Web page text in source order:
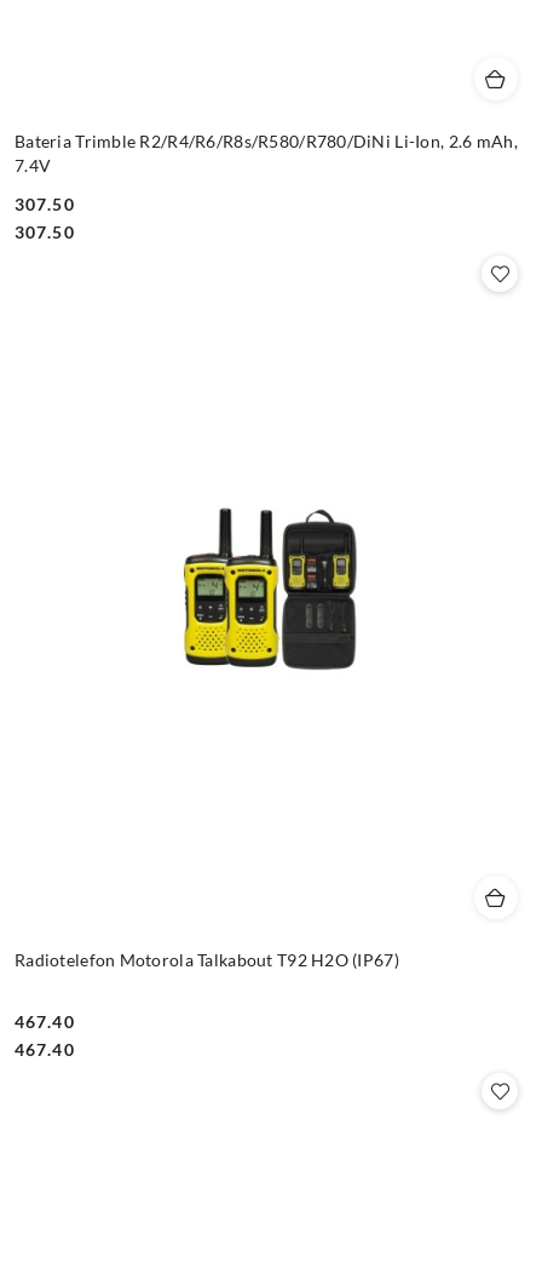
Bateria Trimble R2/R4/R6/R8s/R580/R780/DiNi Li-Ion, 2.6 mAh,
7.4V
Cena:
307.50
Cena:
307.50
Radiotelefon Motorola Talkabout T92 H2O (IP67)
Cena:
467.40
Cena:
467.40